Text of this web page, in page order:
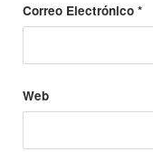
Correo Electrónico *
Web